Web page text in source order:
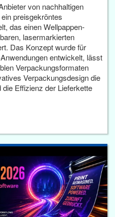
von nachhaltigen
preisgekröntes
das einen Wellpappen-
lasermarkierten
Das Konzept wurde für
entwickelt, lässt
Verpackungsformaten
Verpackungsdesign die
Effizienz der Lieferkette